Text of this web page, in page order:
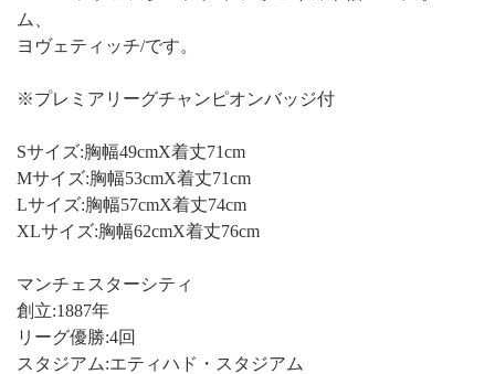
ム、
ヨヴェティッチ/です。
※プレミアリーグチャンピオンバッジ付
Sサイズ:胸幅49cmX着丈71cm
Mサイズ:胸幅53cmX着丈71cm
Lサイズ:胸幅57cmX着丈74cm
XLサイズ:胸幅62cmX着丈76cm
マンチェスターシティ
創立:1887年
リーグ優勝:4回
スタジアム:エティハド・スタジアム